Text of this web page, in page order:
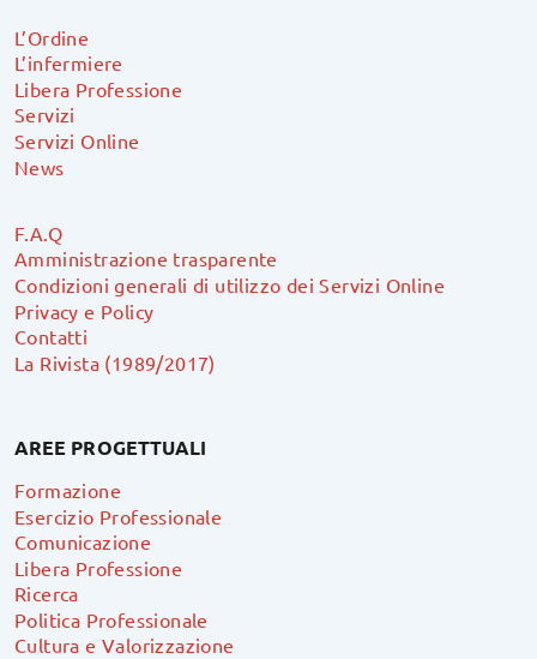
L’Ordine
L’infermiere
Libera Professione
Servizi
Servizi Online
News
F.A.Q
Amministrazione trasparente
Condizioni generali di utilizzo dei Servizi Online
Privacy e Policy
Contatti
La Rivista (1989/2017)
AREE PROGETTUALI
Formazione
Esercizio Professionale
Comunicazione
Libera Professione
Ricerca
Politica Professionale
Cultura e Valorizzazione